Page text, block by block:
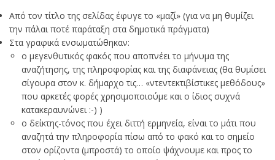
Από τον τίτλο της σελίδας έφυγε το «μαζί» (για να μη θυμίζει
την πάλαι ποτέ παράταξη στα δημοτικά πράγματα)
Στα γραφικά ενσωματώθηκαν:
ο μεγενθυτικός φακός που αποπνέει το μήνυμα της
αναζήτησης, της πληροφορίας και της διαφάνειας (θα θυμίσει
σίγουρα στον κ. δήμαρχο τις… «ντεντεκτιβίστικες μεθόδους»
που αρκετές φορές χρησιμοποιούμε και ο ίδιος συχνά
κατακεραυνώνει :-) )
ο δείκτης-τόνος που έχει διττή ερμηνεία, είναι το μάτι που
αναζητά την πληροφορία πίσω από το φακό και το σημείο
στον ορίζοντα (μπροστά) το οποίο ψάχνουμε και προς το